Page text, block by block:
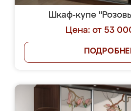
Шкаф-купе
Цена: от 53